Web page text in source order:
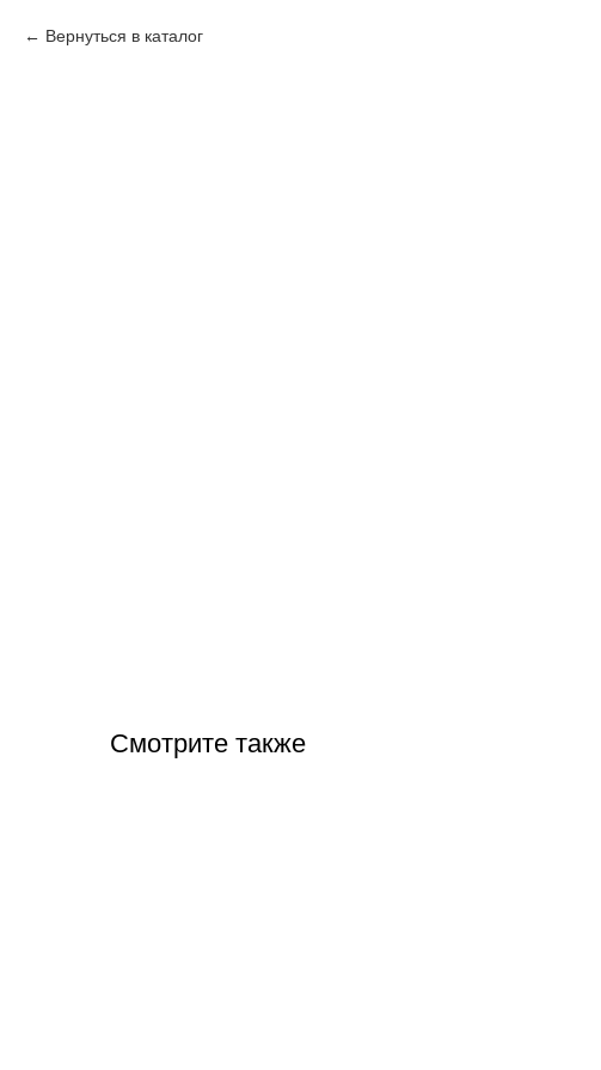
Вернуться в каталог
Смотрите также